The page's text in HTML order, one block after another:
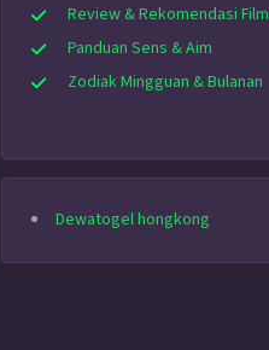
Review & Rekomendasi Film
Panduan Sens & Aim
Zodiak Mingguan & Bulanan
Dewatogel hongkong